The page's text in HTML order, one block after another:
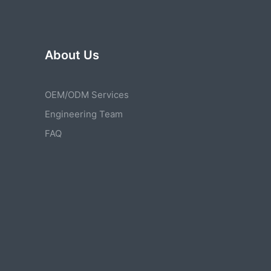
About Us
OEM/ODM Services
Engineering Team
FAQ